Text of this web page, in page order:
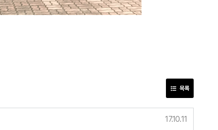
목록
17.10.11